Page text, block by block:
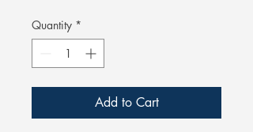
Quantity *
Add to Cart